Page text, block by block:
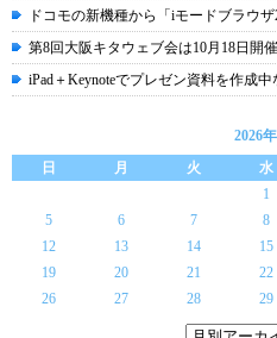
ドコモの新機種から「iモードブラウザ
第8回大阪キタウェブ会は10月18日開催
iPad＋Keynoteでプレゼン資料を作成中
2026
日
月 火 水
1
5
6 7 8
12
13 14 15
19
20 21 22
26
27 28 29